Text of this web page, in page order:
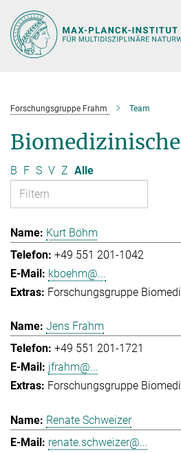
Hauptinhalt
Forschungsgruppe Frahm Team
B F S V Z Alle
Kurt Böhm
+49 551 201-1042
kboehm@...
Forschungsgruppe
Jens Frahm
+49 551 201-1721
jfrahm@...
Forschungsgruppe
Renate Schweizer
renate.schweizer@...